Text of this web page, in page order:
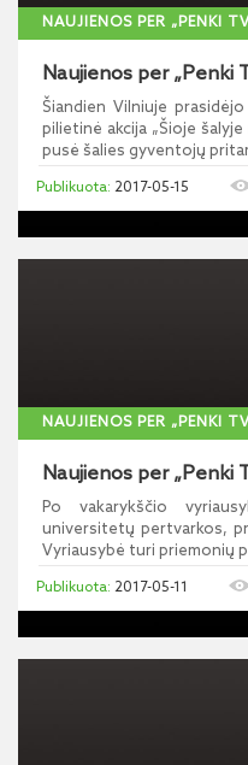
NAUJIENOS PER „PENKI
Naujienos per „Penki
Šiandien Vilniuje
pilietinė akcija „Šioje
pusė šalies gyventojų
2017-05-15
NAUJIENOS PER „PENKI
Naujienos per „Penki
Po vakarykščio
universitetų pertvarkos,
Vyriausybė turi priemonių
2017-05-11